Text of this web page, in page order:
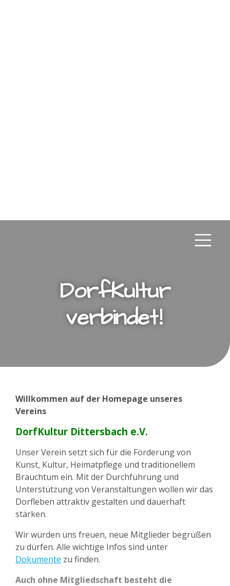
DorfKultur
verbindet!
Willkommen auf der Homepage unseres
Vereins
DorfKultur Dittersbach e.V.
Unser Verein setzt sich für die Förderung von
Kunst, Kultur, Heimatpflege und traditionellem
Brauchtum ein. Mit der Durchführung und
Unterstützung von Veranstaltungen wollen wir das
Dorfleben attraktiv gestalten und dauerhaft
stärken.
Wir würden uns freuen, neue Mitglieder begrüßen
zu dürfen. Alle wichtige Infos sind unter
Dokumente zu finden.
Auch ohne Mitgliedschaft besteht die